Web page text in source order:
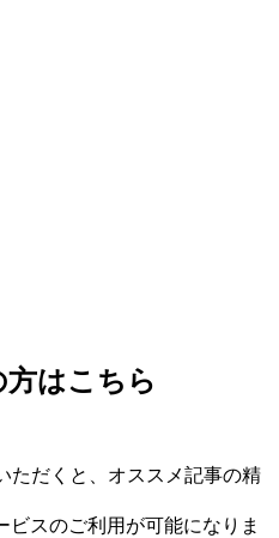
はこちら
ただくと、オススメ記事の精
スのご利用が可能になりま